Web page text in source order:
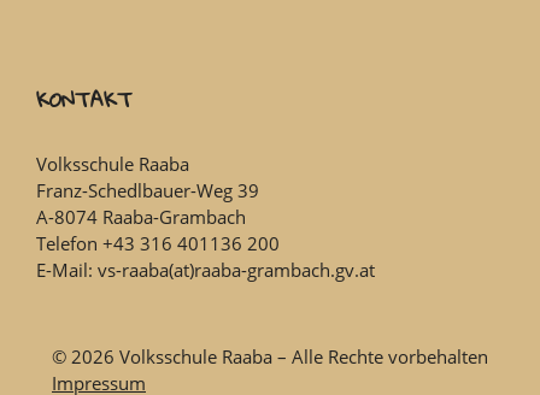
KONTAKT
Volksschule Raaba
Franz-Schedlbauer-Weg 39
A-8074 Raaba-Grambach
Telefon +43 316 401136 200
E-Mail: vs-raaba(at)raaba-grambach.gv.at
© 2026 Volksschule Raaba – Alle Rechte vorbehalten
Impressum